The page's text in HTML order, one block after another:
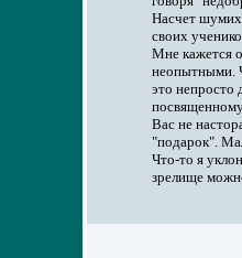
Насчет
своих
Мне кажется
неопытными.
это непросто
Вас не
"подарок".
Что-то я
зрелище